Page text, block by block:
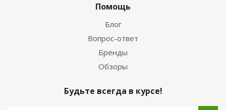
Помощь
Блог
Вопрос-ответ
Бренды
Обзоры
Будьте всегда в курсе!